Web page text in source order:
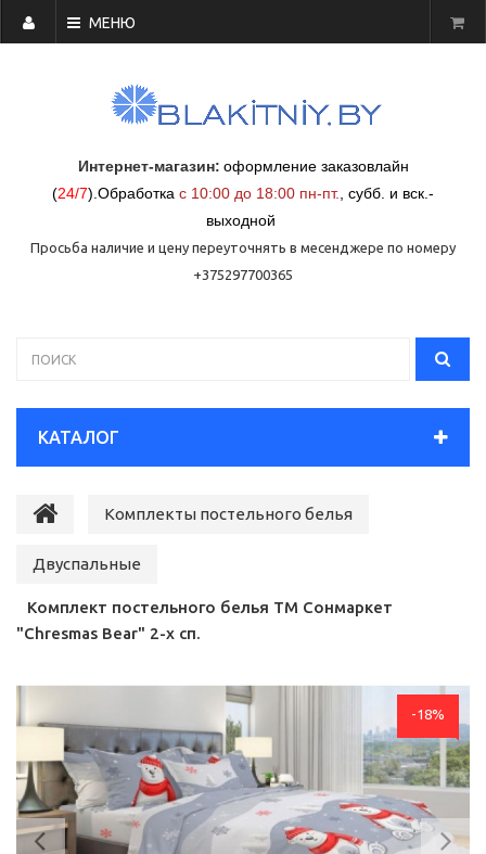
МЕНЮ
Интернет-магазин: оформление заказовлайн
(24/7) Обработка с 10:00 до 18:00 пн-пт. субб. и вск.-
выходной
Просьба наличие и цену переуточнять в месенджере по номеру
+375297700365
КАТАЛОГ
Комплекты постельного белья
Двуспальные
Комплект постельного белья ТМ Сонмаркет
"Chresmas Bear" 2-х сп.
-18%
Previous